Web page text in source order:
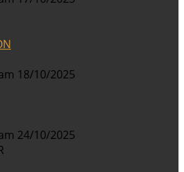
18/10/2025
24/10/2025